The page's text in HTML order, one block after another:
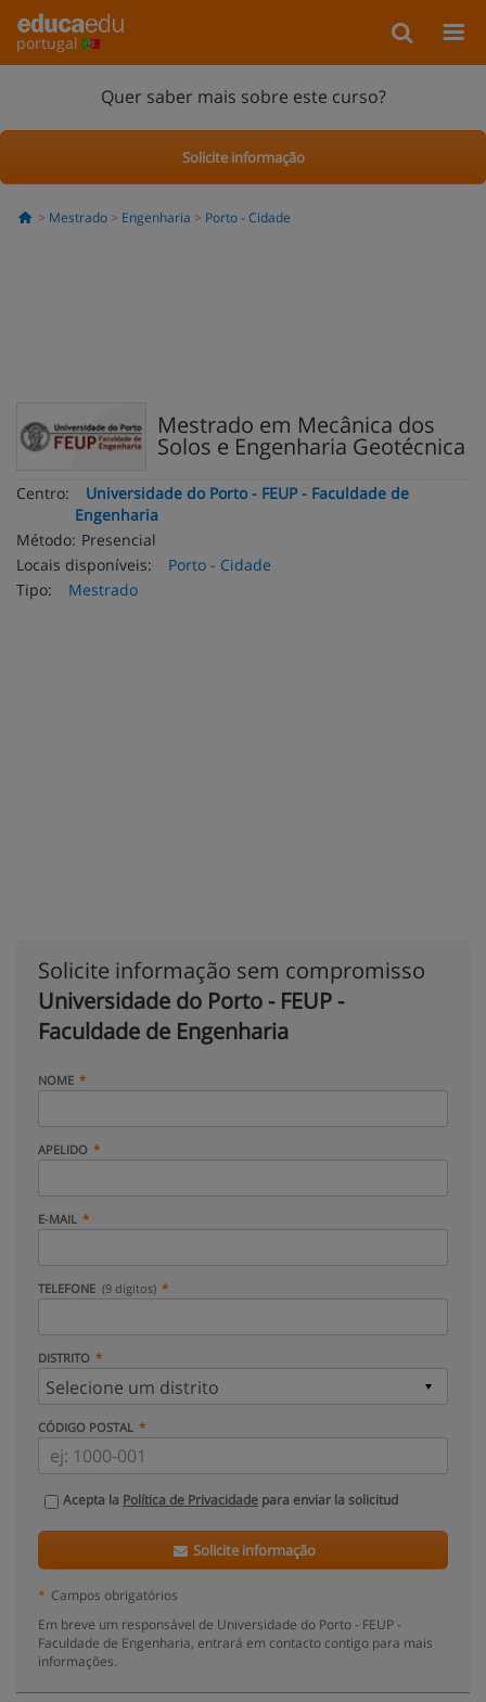
portugal
Quer saber mais sobre este curso?
Solicite informação
Mestrado Engenharia Porto - Cidade
Mestrado em Mecânica dos
Solos e Engenharia Geotécnica
Centro:
Universidade do Porto - FEUP - Faculdade de
Engenharia
Método: Presencial
Locais disponíveis:
Porto - Cidade
Tipo:
Mestrado
Solicite informação sem compromisso
Universidade do Porto - FEUP -
Faculdade de Engenharia
NOME
APELIDO
E-MAIL
TELEFONE (9 dígitos)
DISTRITO
CÓDIGO POSTAL
Acepta la Política de Privacidade para enviar la solicitud
Solicite informação
* Campos obrigatórios
Em breve um responsável de Universidade do Porto - FEUP -
Faculdade de Engenharia, entrará em contacto contigo para mais
informações.